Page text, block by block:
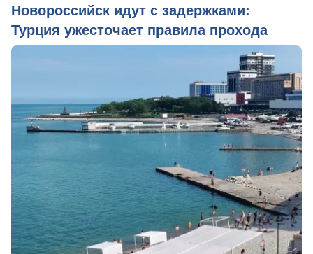
Новороссийск идут с задержками:
Турция ужесточает правила прохода